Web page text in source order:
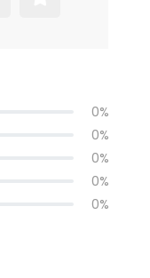
0%
0%
0%
0%
0%